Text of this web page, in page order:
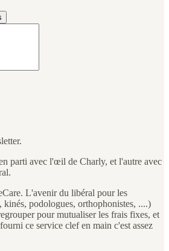
parti avec l'œil de Charly, et l'autre avec
L'avenir du libéral pour les
podologues, orthophonistes, ....)
pour mutualiser les frais fixes, et
ce service clef en main c'est assez